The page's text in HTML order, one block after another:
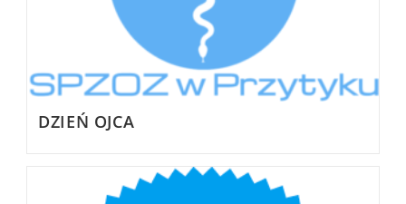
DZIEŃ OJCA